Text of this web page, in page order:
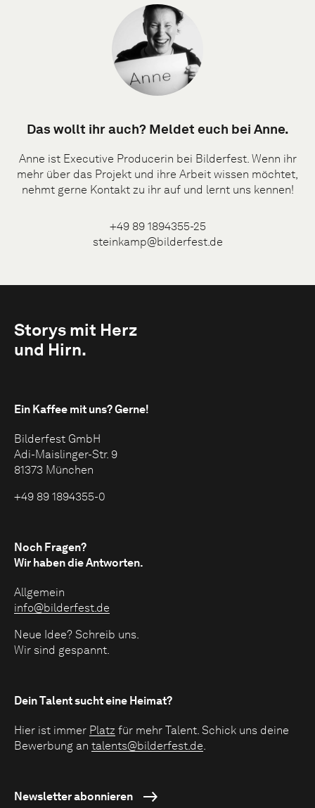
Das wollt ihr auch? Meldet euch bei Anne.
Anne ist Executive Producerin bei Bilderfest. Wenn ihr
mehr über das Projekt und ihre Arbeit wissen möchtet,
nehmt gerne Kontakt zu ihr auf und lernt uns kennen!
+49 89 1894355-25
steinkamp@bilderfest.de
Storys mit Herz
und Hirn.
Ein Kaffee mit uns?Gerne!
Bilderfest GmbH
Adi-Maislinger-Str. 9
81373 München
+49 89 1894355-0
Noch Fragen?
Wir haben die Antworten.
Allgemein
info@bilderfest.de
Neue Idee? Schreib uns.
Wir sind gespannt.
Dein Talent sucht eine Heimat?
Hier ist immer Platz für mehr Talent. Schick uns deine
Bewerbung an talents@bilderfest.de.
Newsletter abonnieren